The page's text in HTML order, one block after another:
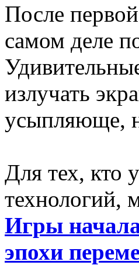
После
самом деле
излучать
усыпляюще,
Для тех, кто
технологий,
Игры
эпохи